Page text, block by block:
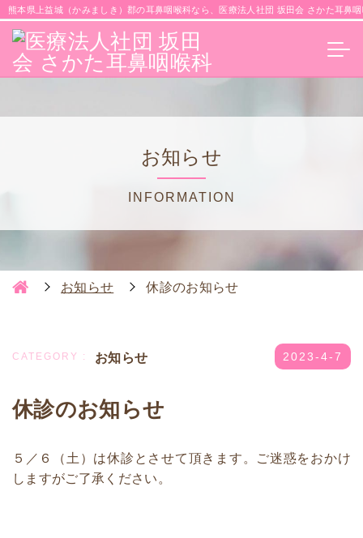
熊本県上益城（かみましき）郡の耳鼻咽喉科なら、医療法人社団 坂田会 さかた耳鼻
お知らせ
INFORMATION
お知らせ 休診のお知らせ
お知らせ 2023-4-7
休診のお知らせ
５／６（土）は休診とさせて頂きます。ご迷惑をおかけ
しますがご了承ください。